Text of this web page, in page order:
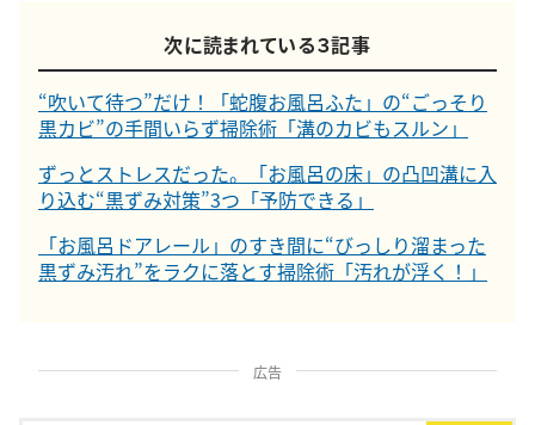
次に読まれている３記事
“吹いて待つ”だけ！「蛇腹お風呂ふた」の“ごっそり
黒カビ”の手間いらず掃除術「溝のカビもスルン」
ずっとストレスだった。「お風呂の床」の凸凹溝に入
り込む“黒ずみ対策”3つ「予防できる」
「お風呂ドアレール」のすき間に“びっしり溜まった
黒ずみ汚れ”をラクに落とす掃除術「汚れが浮く！」
広告